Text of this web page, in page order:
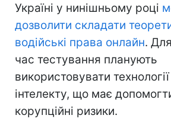
Україні у нинішньому році
дозволити складати
водійські права онлайн.
час тестування планують
використовувати
інтелекту, що має
корупційні ризики.